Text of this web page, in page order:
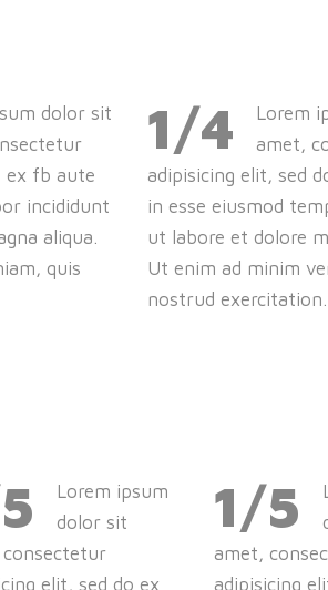
dolor sit
ex fb aute
incididunt
aliqua.
quis
1/4
Lorem
amet,
adipisicing elit, sed
in esse eiusmod
ut labore et dolore
Ut enim ad minim
nostrud exercitation.
Lorem ipsum
dolor sit
elit, sed do ex
1/5
amet,
adipisicing